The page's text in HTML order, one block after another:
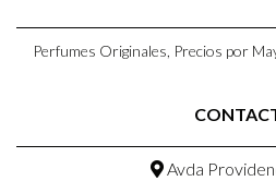
Perfumes Originales, Precios por
Avda